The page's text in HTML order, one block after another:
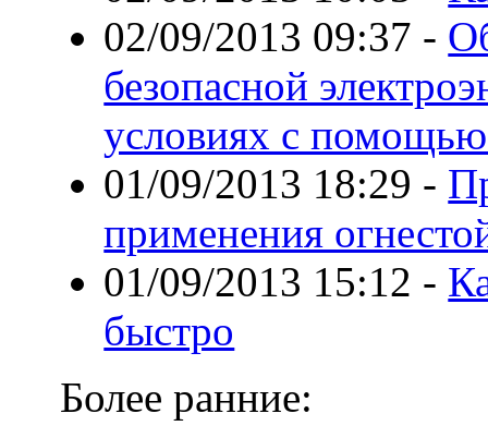
02/09/2013 09:37 -
безопасной
условиях с
01/09/2013 18:29 -
применения
01/09/2013 15:12 -
быстро
Более ранние: